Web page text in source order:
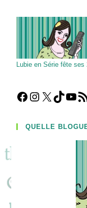
De
Séries !
Lubie en Série fête ses
Facebook
Instagram
X TikTok Flux
QUELLE